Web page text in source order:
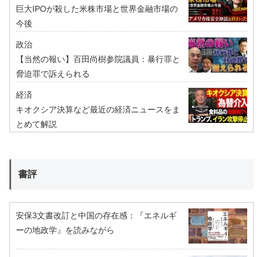
巨大IPOが殺した米株市場と世界金融市場の
今後
政治
【当然の報い】百田尚樹参院議員：暴行罪と
脅迫罪で訴えられる
経済
キオクシア決算など最近の経済ニュースをま
とめて解説
書評
安保3文書改訂と中国の存在感：『エネルギ
ーの地政学』を読みながら